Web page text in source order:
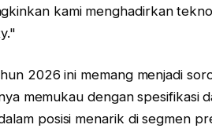
kami menghadirkan
2026 ini memang menjadi
memukau dengan spesifikasi
posisi menarik di segmen